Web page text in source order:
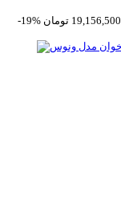
-19%
19,156,500 تومان